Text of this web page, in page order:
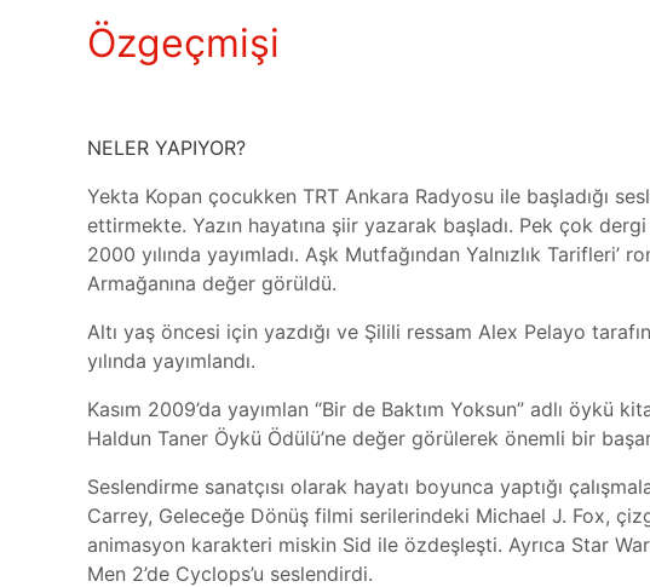
Özgeçmişi
NELER YAPIYOR?
Yekta Kopan çocukken TRT Ankara Radyosu ile başladığı
ettirmekte. Yazın hayatına şiir yazarak başladı. Pek çok
2000 yılında yayımladı. Aşk Mutfağından Yalnızlık Tarifleri’
Armağanına değer görüldü.
Altı yaş öncesi için yazdığı ve Şilili ressam Alex Pelayo
yılında yayımlandı.
Kasım 2009’da yayımlan “Bir de Baktım Yoksun” adlı öykü
Haldun Taner Öykü Ödülü’ne değer görülerek önemli bir
Seslendirme sanatçısı olarak hayatı boyunca yaptığı
Carrey, Geleceğe Dönüş filmi serilerindeki Michael J. Fox,
animasyon karakteri miskin Sid ile özdeşleşti. Ayrıca Star
Men 2’de Cyclops’u seslendirdi.